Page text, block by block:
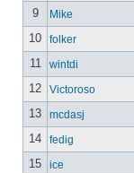
9 Mike
10 folker
11 wintdi
12 Victoroso
13 mcdasj
14 fedig
15 ice